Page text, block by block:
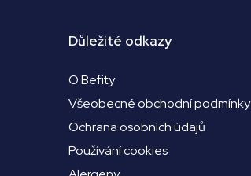
Důležité odkazy
O Befity
Všeobecné obchodní podmínky
Ochrana osobních údajů
Používání cookies